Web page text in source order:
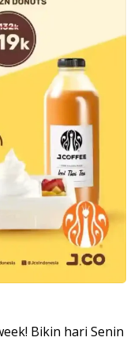
Bikin hari Senin